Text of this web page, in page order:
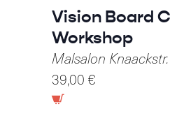
Vision Board
Workshop
Malsalon
39,00 €